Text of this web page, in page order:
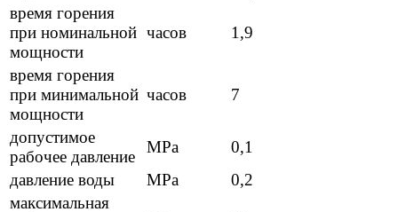
время горения
при номинальной
мощности
часов 1,9
время горения
при минимальной
мощности
часов 7
допустимое
рабочее давление
MPa
0,1
давление воды
MPa
0,2
максимальная